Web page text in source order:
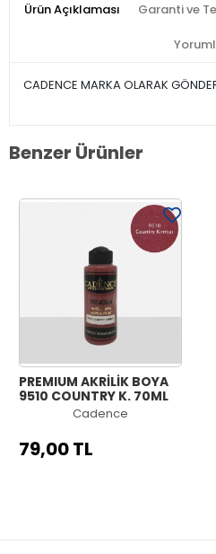
Ürün Açıklaması Garanti ve
CADENCE MARKA OLARAK
Benzer Ürünler
PREMIUM AKRİLİK BOYA
9510 COUNTRY K. 70ML
Cadence
79,00 TL